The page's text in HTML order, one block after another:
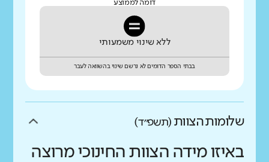
דומה לממוצע
ללא שינוי משמעותי
בבתי הספר הדומים לא נרשם שינוי בהשוואה לעבר
שלומות הצוות (תשפ״ד)
באיזו מידה הצוות החינוכי מרוצה